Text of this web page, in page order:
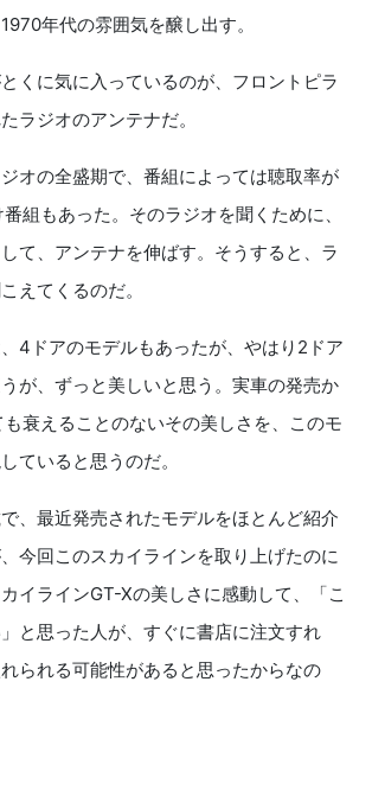
年代の雰囲気を醸し出す。
くに気に入っているのが、フロントピラ
ラジオのアンテナだ。
オの全盛期で、番組によっては聴取率が
組もあった。そのラジオを聞くために、
て、アンテナを伸ばす。そうすると、ラ
えてくるのだ。
4ドアのモデルもあったが、やはり2ドア
が、ずっと美しいと思う。実車の発売か
衰えることのないその美しさを、このモ
ていると思うのだ。
、最近発売されたモデルをほとんど紹介
今回このスカイラインを取り上げたのに
イラインGT-Xの美しさに感動して、「こ
と思った人が、すぐに書店に注文すれ
られる可能性があると思ったからなの